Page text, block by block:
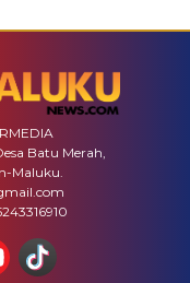
Batu Merah,
Maluku.